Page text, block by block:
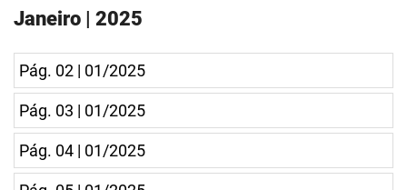
Janeiro | 2025
Pág. 02 | 01/2025
Pág. 03 | 01/2025
Pág. 04 | 01/2025